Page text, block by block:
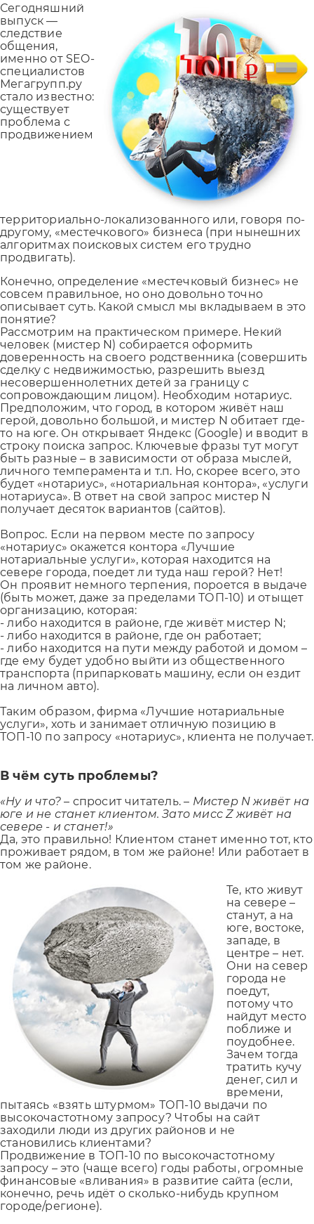
Сегодняшний
выпуск —
следствие
общения,
именно от SEO-
специалистов
Мегагрупп.ру
стало известно:
существует
проблема с
продвижением
территориально-локализованного или, говоря по-
другому, «местечкового» бизнеса (при нынешних
алгоритмах поисковых систем его трудно
продвигать).
Конечно, определение «местечковый бизнес» не
совсем правильное, но оно довольно точно
описывает суть. Какой смысл мы вкладываем в это
понятие?
Рассмотрим на практическом примере. Некий
человек (мистер N) собирается оформить
доверенность на своего родственника (совершить
сделку с недвижимостью, разрешить выезд
несовершеннолетних детей за границу с
сопровождающим лицом). Необходим нотариус.
Предположим, что город, в котором живёт наш
герой, довольно большой, и мистер N обитает где-
то на юге. Он открывает Яндекс (Google) и вводит в
строку поиска запрос. Ключевые фразы тут могут
быть разные – в зависимости от образа мыслей,
личного темперамента и т.п. Но, скорее всего, это
будет «нотариус», «нотариальная контора», «услуги
нотариуса». В ответ на свой запрос мистер N
получает десяток вариантов (сайтов).
Вопрос. Если на первом месте по запросу
«нотариус» окажется контора «Лучшие
нотариальные услуги», которая находится на
севере города, поедет ли туда наш герой? Нет!
Он проявит немного терпения, пороется в выдаче
(быть может, даже за пределами ТОП-10) и отыщет
организацию, которая:
- либо находится в районе, где живёт мистер N;
- либо находится в районе, где он работает;
- либо находится на пути между работой и домом –
где ему будет удобно выйти из общественного
транспорта (припарковать машину, если он ездит
на личном авто).
Таким образом, фирма «Лучшие нотариальные
услуги», хоть и занимает отличную позицию в
ТОП-10 по запросу «нотариус», клиента не получает.
В чём суть проблемы?
«Ну и что? – спросит читатель. – Мистер N живёт на
юге и не станет клиентом. Зато мисс Z живёт на
севере - и станет!»
Да, это правильно! Клиентом станет именно тот, кто
проживает рядом, в том же районе! Или работает в
том же районе.
Те, кто живут
на севере –
станут, а на
юге, востоке,
западе, в
центре – нет.
Они на север
города не
поедут,
потому что
найдут место
поближе и
поудобнее.
Зачем тогда
тратить кучу
денег, сил и
времени,
пытаясь «взять штурмом» ТОП-10 выдачи по
высокочастотному запросу? Чтобы на сайт
заходили люди из других районов и не
становились клиентами?
Продвижение в ТОП-10 по высокочастотному
запросу – это (чаще всего) годы работы, огромные
финансовые «вливания» в развитие сайта (если,
конечно, речь идёт о сколько-нибудь крупном
городе/регионе).